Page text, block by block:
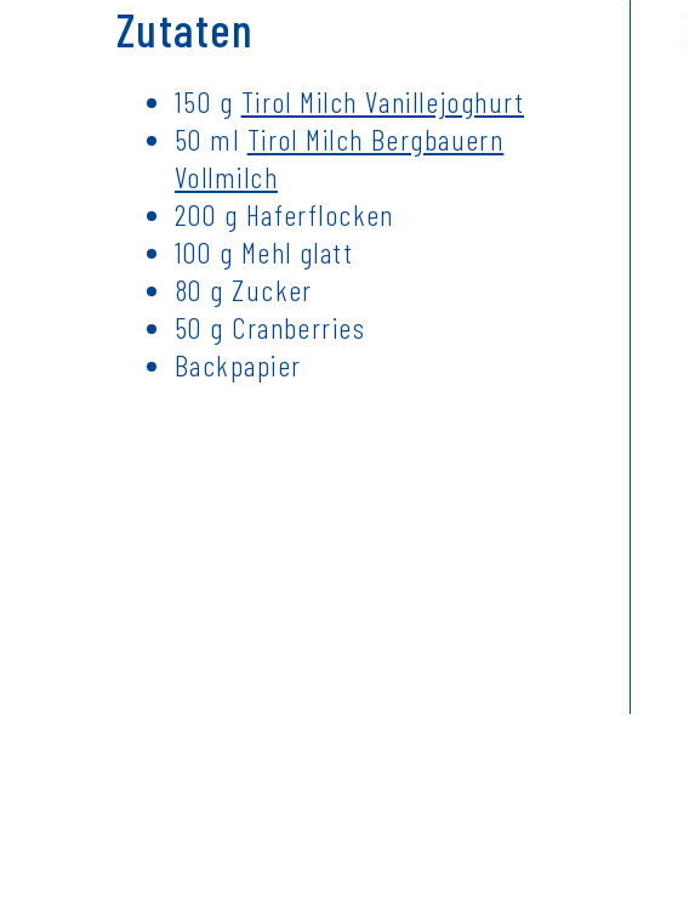
Zutaten
150 g Tirol Milch Vanillejoghurt
50 ml Tirol Milch Bergbauern
Vollmilch
200 g Haferflocken
100 g Mehl glatt
80 g Zucker
50 g Cranberries
Backpapier